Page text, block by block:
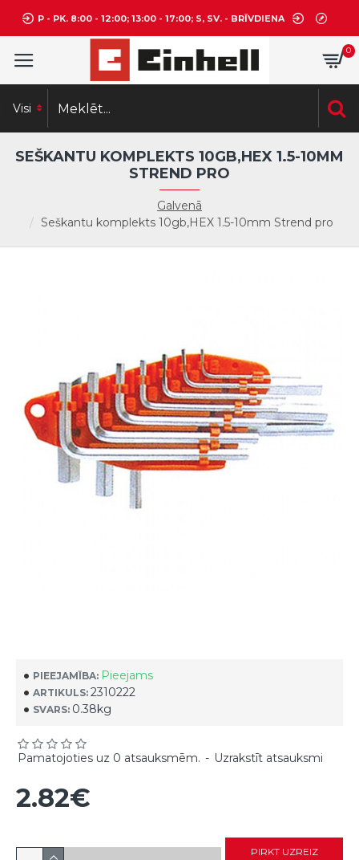
P - PK. 8:00 - 12:00; 13:00 - 17:00; S, SV. - BRĪVDIENA
0
Visi
Galvenā
Seškantu komplekts 10gb,HEX 1.5-10mm Strend pro
SEŠKANTU KOMPLEKTS 10GB,HEX 1.5-10MM
STREND PRO
PIEEJAMĪBA: Pieejams
ARTIKULS: 2310222
SVARS: 0.38kg
Pamatojoties uz 0 atsauksmēm. - Uzrakstīt atsauksmi
2.82€
PIRKT UZREIZ